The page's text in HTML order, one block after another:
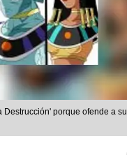
porque ofende a su